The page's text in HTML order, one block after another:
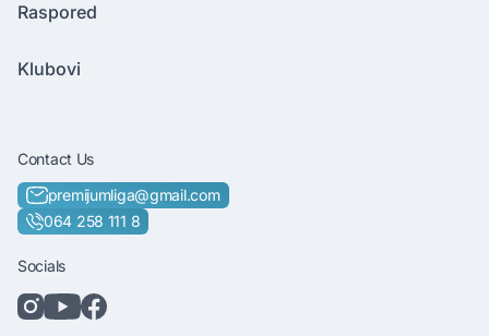
Raspored
Klubovi
Contact Us
premijumliga@gmail.com
064 258 111 8
Socials